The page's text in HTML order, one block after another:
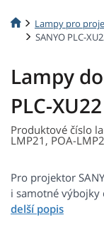
Lampy pro
SANYO PLC-
Lampy
PLC-XU22
Produktové číslo
LMP21, POA-
Pro projektor
i samotné